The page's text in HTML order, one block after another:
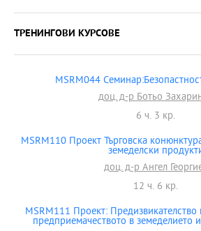
ТРЕНИНГОВИ КУРСОВЕ
MSRM044
доц. д-р Ботьо
6 ч. 3 кр.
MSRM110 Проект Търговска
земеделски
доц. д-р Ангел
12 ч. 6 кр.
MSRM111 Проект: Предизвикателство
предприемачеството в земеделието